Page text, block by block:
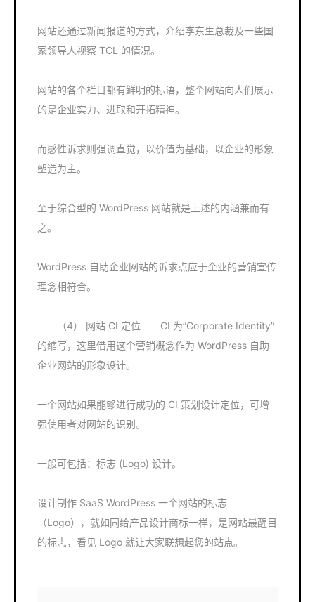
网站还通过新闻报道的方式，介绍李东生总裁及一些国
家领导人视察 TCL 的情况。
网站的各个栏目都有鲜明的标语，整个网站向人们展示
的是企业实力、进取和开拓精神。
而感性诉求则强调直觉，以价值为基础，以企业的形象
塑造为主。
至于综合型的 WordPress 网站就是上述的内涵兼而有
之。
WordPress 自助企业网站的诉求点应于企业的营销宣传
理念相符合。
（4） 网站 CI 定位 CI 为”Corporate Identity”
的缩写，这里借用这个营销概念作为 WordPress 自助
企业网站的形象设计。
一个网站如果能够进行成功的 CI 策划设计定位，可增
强使用者对网站的识别。
一般可包括：标志 (Logo) 设计。
设计制作 SaaS WordPress 一个网站的标志
（Logo），就如同给产品设计商标一样，是网站最醒目
的标志，看见 Logo 就让大家联想起您的站点。